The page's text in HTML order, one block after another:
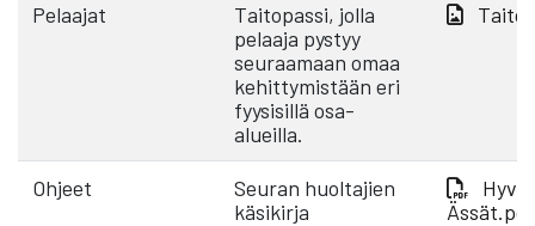
Pelaajat
Taitopassi, jolla
pelaaja pystyy
seuraamaan omaa
kehittymistään eri
fyysisillä osa-
alueilla.
Ohjeet
Seuran huoltajien
käsikirja
Ässät.pdf